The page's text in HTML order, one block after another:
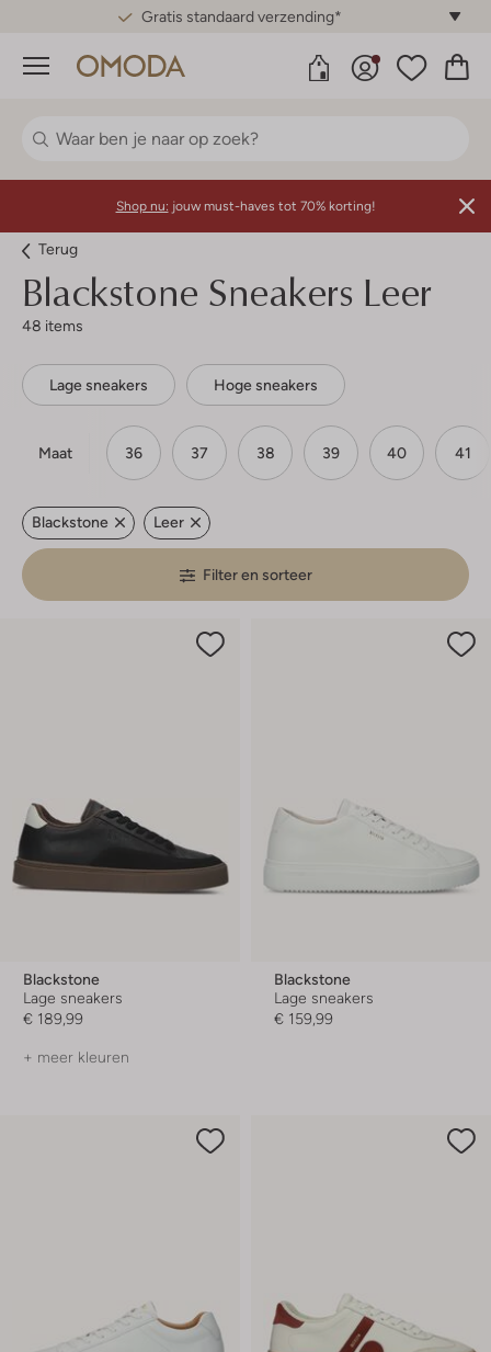
Gratis standaard verzending*
Menu
Shop nu: jouw must-haves tot 70% korting!
Terug
Blackstone Sneakers Leer
48 items
Lage sneakers Hoge sneakers
Maat 36 37 38 39 40 41
Blackstone Leer
Filter en sorteer
Blackstone
Lage sneakers
€ 189,99
+ meer kleuren
Blackstone
Lage sneakers
€ 159,99